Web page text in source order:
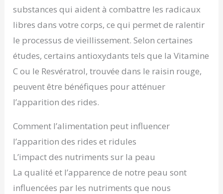
substances qui aident à combattre les radicaux
libres dans votre corps, ce qui permet de ralentir
le processus de vieillissement. Selon certaines
études, certains antioxydants tels que la Vitamine
C ou le Resvératrol, trouvée dans le raisin rouge,
peuvent être bénéfiques pour atténuer
l’apparition des rides.
Comment l’alimentation peut influencer
l’apparition des rides et ridules
L’impact des nutriments sur la peau
La qualité et l’apparence de notre peau sont
influencées par les nutriments que nous